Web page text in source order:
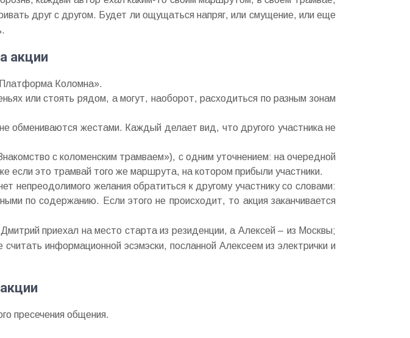
друг с другом. Будет ли ощущаться напряг, или смущение, или еще
акции
Коломна».
или стоять рядом, а могут, наоборот, расходиться по разным зонам
обмениваются жестами. Каждый делает вид, что другого участника не
с коломенским трамваем»), с одним уточнением: на очередной
это трамвай того же маршрута, на котором прибыли участники.
непреодолимого желания обратиться к другому участнику со словами:
по содержанию. Если этого не происходит, то акция заканчивается
приехал на место старта из резиденции, а Алексей – из Москвы;
информационной эсэмэски, посланной Алексеем из электрички и
пресечения общения.